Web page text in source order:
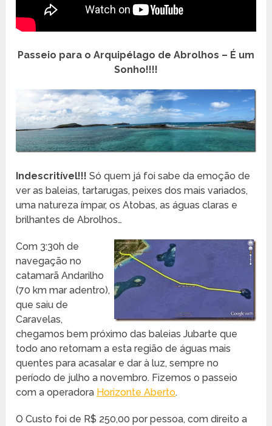
Passeio para o Arquipélago de Abrolhos – É um
Sonho!!!!
Indescritível!!! Só quem já foi sabe da emoção de
ver as baleias, tartarugas, peixes dos mais variados,
uma natureza ímpar, os Atobas, as águas claras e
brilhantes de Abrolhos…
Com 3:30h de
navegação no
catamarã Andarilho
(70 km mar adentro),
que saiu de
Caravelas,
chegamos bem próximo das baleias Jubarte que
todo ano retornam a esta região de águas mais
quentes para acasalar e dar à luz, sempre no
período de julho a novembro. Fizemos o passeio
com a operadora Horizonte Aberto.
O Custo foi de R$ 250,00 por pessoa, com direito a